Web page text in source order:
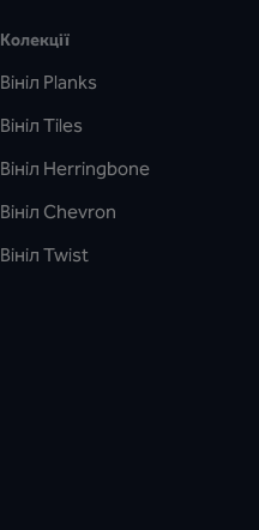
Колекції
Вініл Planks
Вініл Tiles
Вініл Herringbone
Вініл Chevron
Вініл Twist